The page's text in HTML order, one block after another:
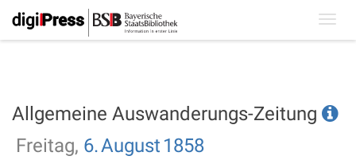
Allgemeine Auswanderungs-Zeitung
Freitag, 6.August 1858